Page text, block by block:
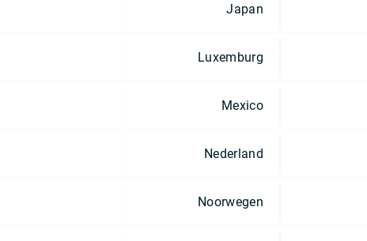
Japan
Luxemburg
Mexico
Nederland
Noorwegen